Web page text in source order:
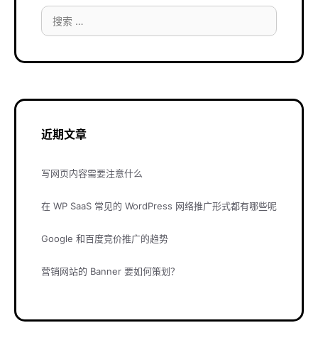
搜
索：
近期文章
写网页内容需要注意什么
在 WP SaaS 常见的 WordPress 网络推广形式都有哪些呢
Google 和百度竞价推广的趋势
营销网站的 Banner 要如何策划？